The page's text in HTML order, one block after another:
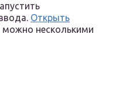
Открыть
можно несколькими